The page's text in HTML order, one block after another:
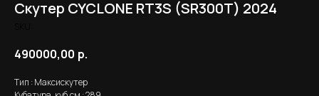
Скутер CYCLONE RT3S (SR300T) 2024
490000,00 р.
Тип : Максискутер